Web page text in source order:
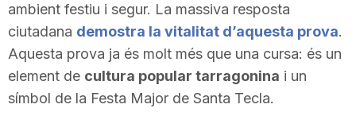
ambient festiu i segur. La massiva resposta
ciutadana demostra la vitalitat d’aquesta prova.
Aquesta prova ja és molt més que una cursa: és un
element de cultura popular tarragonina i un
símbol de la Festa Major de Santa Tecla.